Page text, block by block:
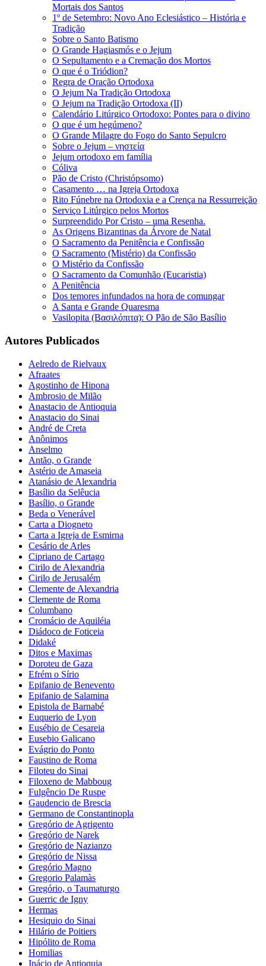
Mortais dos Santos
1º de Setembro: Novo Ano Eclesiástico – História e
Tradição
Sobre o Santo Batismo
O Grande Hagiasmós e o Jejum
O Sepultamento e a Cremação dos Mortos
O que é o Triódion?
Regra de Oração Ortodoxa
O Jejum Na Tradição Ortodoxa
O Jejum na Tradição Ortodoxa (II)
Calendário Litúrgico Ortodoxo: Pontes para o divino
O que é um hegúmeno?
O Grande Milagre do Fogo do Santo Sepulcro
Sobre o Jejum – νηστεία
Jejum ortodoxo em família
Cóliva
Pão de Cristo (Christópsomo)
Casamento … na Igreja Ortodoxa
Rito Fúnebre na Ortodoxia e a Crença na Ressurreição
Serviço Litúrgico pelos Mortos
Surpreendido Por Cristo – uma Resenha.
As Origens Bizantinas da Árvore de Natal
O Sacramento da Penitência e Confissão
O Sacramento (Mistério) da Confissão
O Mistério da Confissão
O Sacramento da Comunhão (Eucaristia)
A Penitência
Dos temores infundados na hora de comungar
A Santa e Grande Quaresma
Vasilopita (Βασιλόπιτα): O Pão de São Basílio
Autores Publicados
Aelredo de Rielvaux
Afraates
Agostinho de Hipona
Ambrosio de Milão
Anastacio de Antioquia
Anastacio do Sinai
André de Creta
Anônimos
Anselmo
Antão, o Grande
Astério de Amaseia
Atanásio de Alexandria
Basílio da Selêucia
Basílio, o Grande
Beda o Venerável
Carta a Diogneto
Carta a Igreja de Esmirna
Cesário de Arles
Cipriano de Cartago
Cirilo de Alexandria
Cirilo de Jerusalém
Clemente de Alexandria
Clemente de Roma
Columbano
Cromácio de Aquiléia
Diádoco de Foticeia
Didaké
Ditos e Maximas
Doroteu de Gaza
Efrém o Sírio
Epifanio de Benevento
Epifanio de Salamina
Epistola de Barnabé
Euquerio de Lyon
Eusébio de Cesareia
Eusebio Galicano
Evágrio do Ponto
Faustino de Roma
Filoteu do Sinai
Filoxeno de Mabboug
Fulgêncio De Ruspe
Gaudencio de Brescia
Germano de Constantinopla
Gregório de Agrigento
Gregório de Narek
Gregório de Nazianzo
Gregório de Nissa
Gregório Magno
Gregorio Palamàs
Gregório, o Taumaturgo
Guerric de Igny
Hermas
Hesiquio do Sinai
Hilário de Poitiers
Hipólito de Roma
Homilias
Inácio de Antioquia